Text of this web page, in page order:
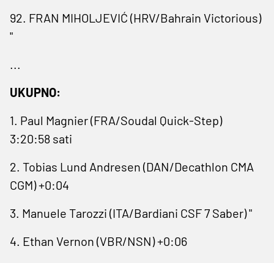
92. FRAN MIHOLJEVIĆ (HRV/Bahrain Victorious)
"
...
UKUPNO:
1. Paul Magnier (FRA/Soudal Quick-Step)
3:20:58 sati
2. Tobias Lund Andresen (DAN/Decathlon CMA
CGM) +0:04
3. Manuele Tarozzi (ITA/Bardiani CSF 7 Saber) "
4. Ethan Vernon (VBR/NSN) +0:06